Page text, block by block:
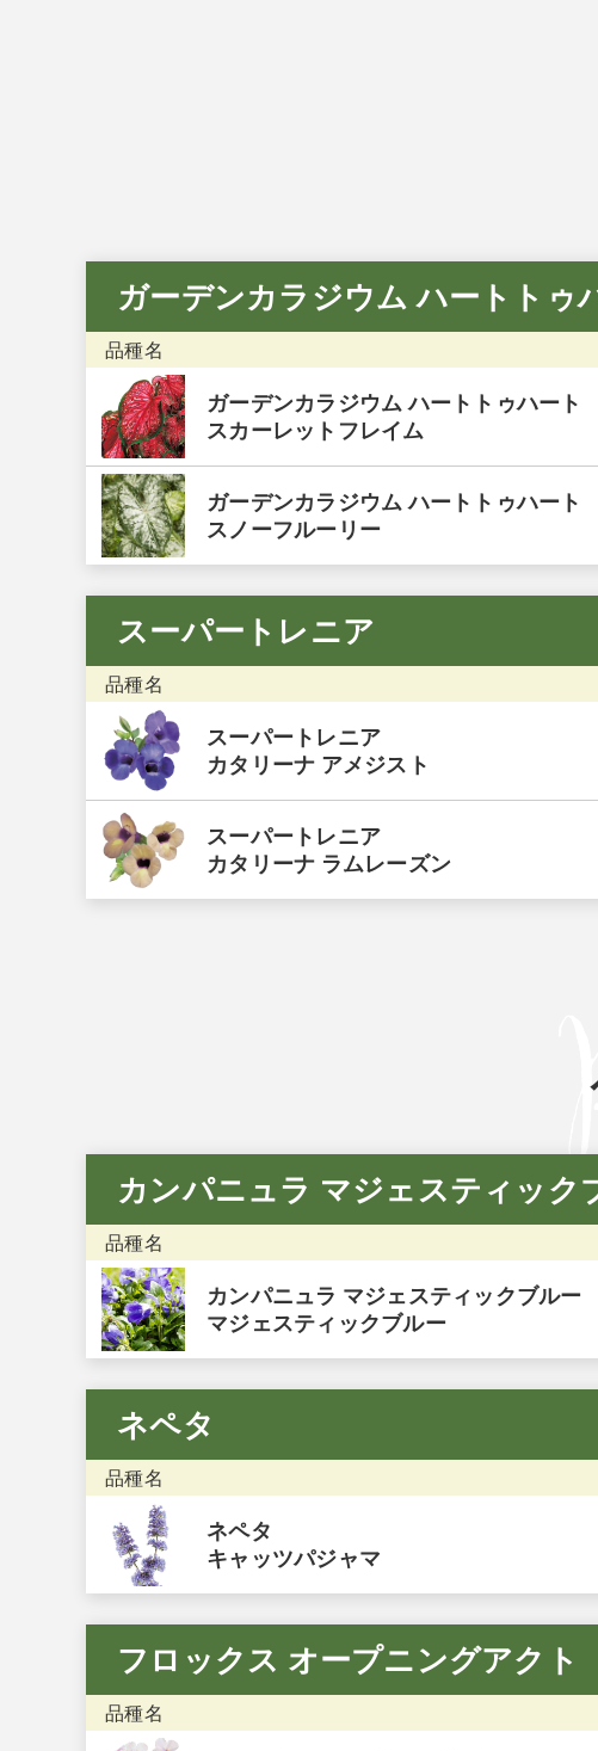
ガーデンカラジウム ハートトゥ
品種名
ガーデンカラジウム ハートトゥハート
スカーレットフレイム
ガーデンカラジウム ハートトゥハート
スノーフルーリー
スーパートレニア
品種名
スーパートレニア
カタリーナ アメジスト
スーパートレニア
カタリーナ ラムレーズン
カンパニュラ マジェスティック
品種名
カンパニュラ マジェスティックブルー
マジェスティックブルー
ネペタ
品種名
ネペタ
キャッツパジャマ
フロックス オープニングアクト
品種名